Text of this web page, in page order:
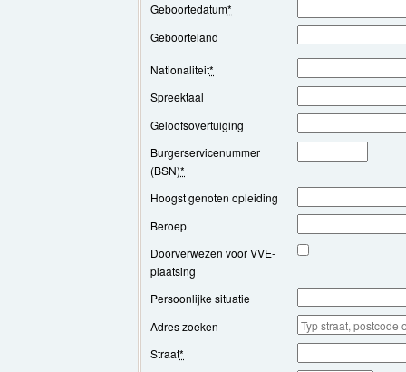
Geboortedatum*
Geboorteland
Nationaliteit*
Spreektaal
Geloofsovertuiging
Burgerservicenummer
(BSN)*
Hoogst genoten opleiding
Beroep
Doorverwezen voor VVE-
plaatsing
Persoonlijke situatie
Adres zoeken
Straat*